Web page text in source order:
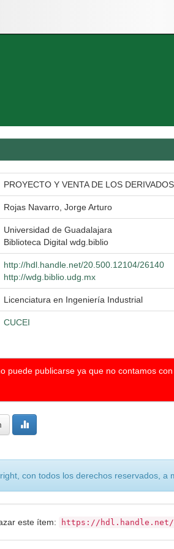
PROYECTO Y VENTA DE LOS
Rojas Navarro, Jorge Arturo
Universidad de Guadalajara
Biblioteca Digital wdg.biblio
http://hdl.handle.net/20.500.12104/26140
http://wdg.biblio.udg.mx
Licenciatura en Ingeniería Industrial
CUCEI
puede publicarse ya que no contamos
con todos los derechos reservados, a
este ítem: https://hdl.handle.net/